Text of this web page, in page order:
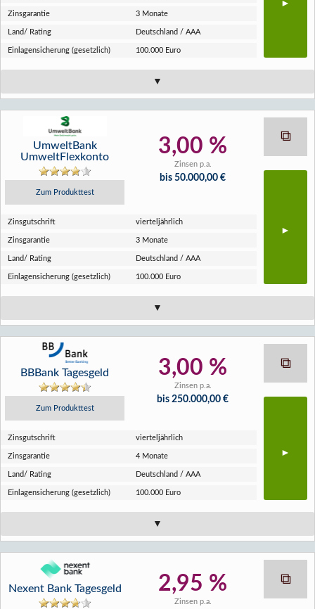
Zins­garantie 3 Monate
Land/ Rating Deutschland / AAA
Einlagen­sicherung (gesetzlich) 100.000 Euro
UmweltBank
UmweltFlexkonto
Zum Produkttest
3,00 %
Zinsen p.a.
bis 50.000,00 €
Zins­gutschrift vierteljährlich
Zins­garantie 3 Monate
Land/ Rating Deutschland / AAA
Einlagen­sicherung (gesetzlich) 100.000 Euro
BBBank Tagesgeld
Zum Produkttest
3,00 %
Zinsen p.a.
bis 250.000,00 €
Zins­gutschrift vierteljährlich
Zins­garantie 4 Monate
Land/ Rating Deutschland / AAA
Einlagen­sicherung (gesetzlich) 100.000 Euro
Nexent Bank Tagesgeld 2,95 %
Zinsen p.a.